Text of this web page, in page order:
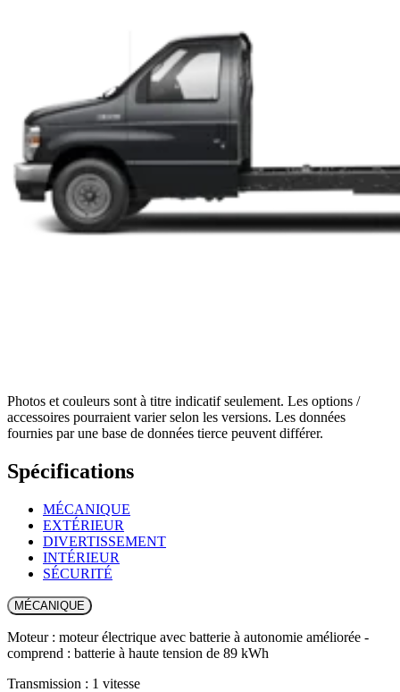
Photos et couleurs sont à titre indicatif seulement. Les options /
accessoires pourraient varier selon les versions. Les données
fournies par une base de données tierce peuvent différer.
Spécifications
MÉCANIQUE
EXTÉRIEUR
DIVERTISSEMENT
INTÉRIEUR
SÉCURITÉ
MÉCANIQUE
Moteur : moteur électrique avec batterie à autonomie améliorée -
comprend : batterie à haute tension de 89 kWh
Transmission : 1 vitesse